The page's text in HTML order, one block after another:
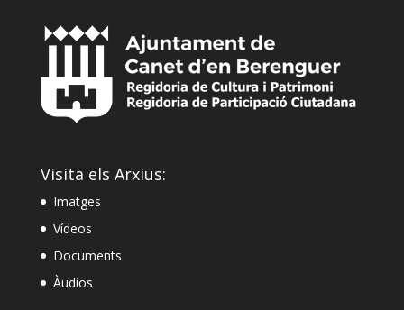
Visita els Arxius:
Imatges
Vídeos
Documents
Àudios